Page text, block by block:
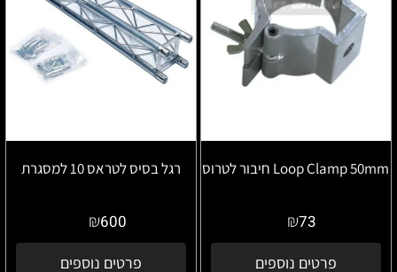
Loop Clamp 50mm חיבור לטרוס
₪73
פרטים נוספים
רגל בסיס לטראס 10 למסגרת
₪600
פרטים נוספים